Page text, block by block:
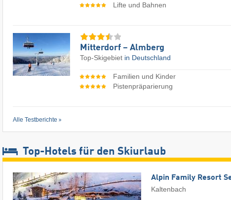
Lifte und Bahnen
Mitterdorf – Almberg
Top-Skigebiet in Deutschland
Familien und Kinder
Pistenpräparierung
Alle Testberichte
Top-Hotels für den Skiurlaub
Alpin Family Resort
Kaltenbach